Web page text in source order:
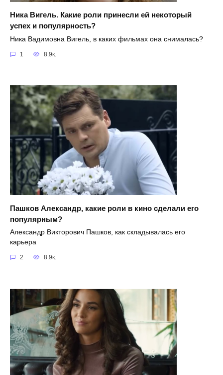
Ника Вигель. Какие роли принесли ей некоторый
успех и популярность?
Ника Вадимовна Вигель, в каких фильмах она снималась?
1 8.9к.
Пашков Александр, какие роли в кино сделали его
популярным?
Александр Викторович Пашков, как складывалась его
карьера
2 8.9к.